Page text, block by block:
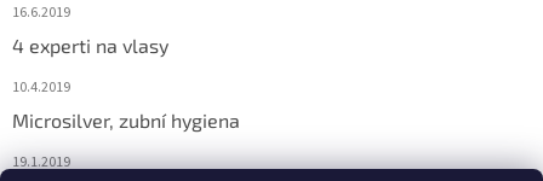
16.6.2019
4 experti na vlasy
10.4.2019
Microsilver, zubní hygiena
19.1.2019